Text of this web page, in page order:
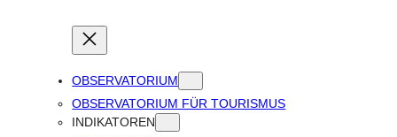
OBSERVATORIUM
OBSERVATORIUM FÜR TOURISMUS
INDIKATOREN